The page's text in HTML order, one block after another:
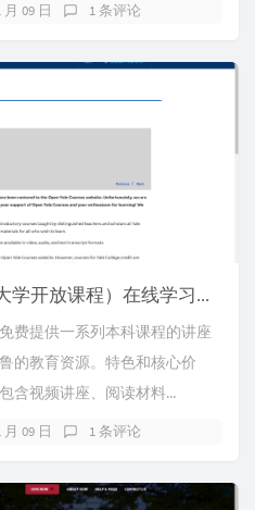
月 09 日 1 条评论
Open Yale Courses（耶鲁大学开放课程）在线学习世界名校课程。
费提供一系列本科课程的讲座
的教育资源。特色和核心价
含视频讲座、阅读材料...
月 09 日 1 条评论